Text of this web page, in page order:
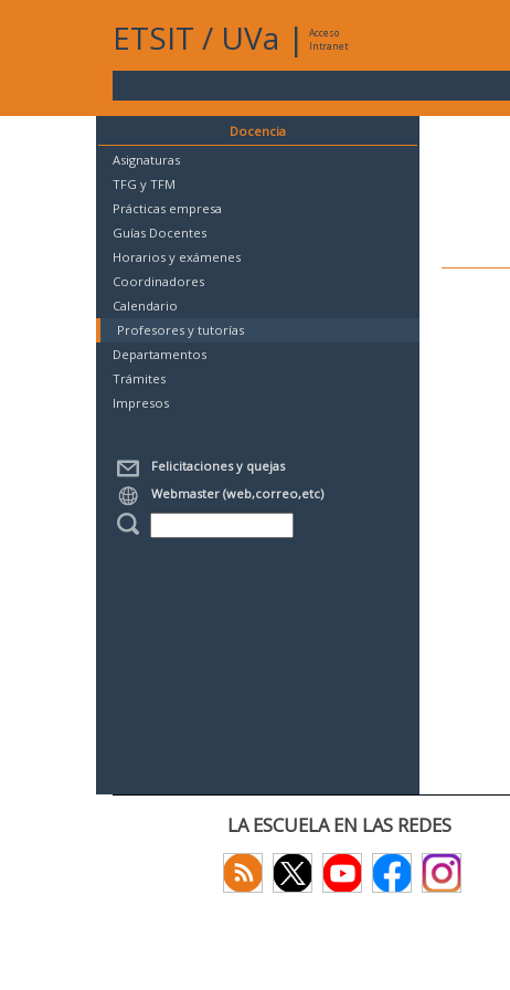
ETSIT / UVa |
Acceso
Intranet
Docencia
Asignaturas
TFG y TFM
Prácticas empresa
Guías Docentes
Horarios y exámenes
Coordinadores
Calendario
Profesores y tutorías
Departamentos
Trámites
Impresos
Felicitaciones y quejas
Webmaster (web,correo,etc)
LA ESCUELA EN LAS REDES